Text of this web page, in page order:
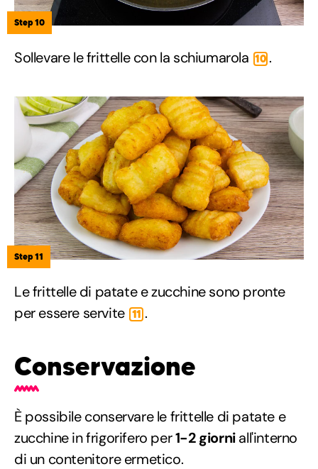
Step 10
Sollevare le frittelle con la schiumarola 10 .
Step 11
Le frittelle di patate e zucchine sono pronte
per essere servite 11 .
Conservazione
È possibile conservare le frittelle di patate e
zucchine in frigorifero per1-2 giorniall'interno
di un contenitore ermetico.